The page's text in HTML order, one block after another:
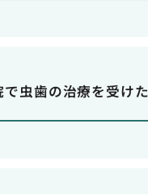
で虫歯の治療を受け